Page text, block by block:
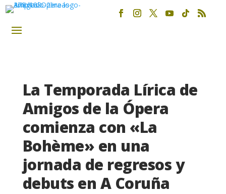
La Temporada Lírica de
Amigos de la Ópera
comienza con «La
Bohème» en una
jornada de regresos y
debuts en A Coruña